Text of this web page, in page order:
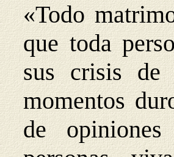
«Todo
que toda
sus crisis de
momentos
de